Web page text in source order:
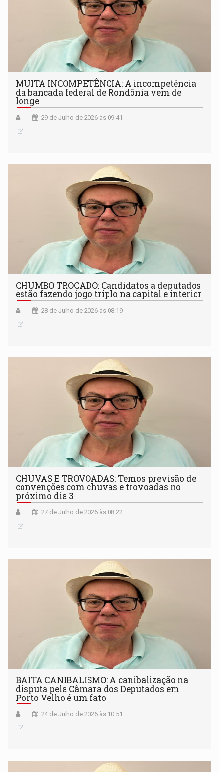
MUITA INCOMPETÊNCIA: A incompetência
da bancada federal de Rondônia vem de
longe
29 de Julho de 2026 às 09:41
CHUMBO TROCADO: Candidatos a deputados
estão fazendo jogo triplo na capital e interior
28 de Julho de 2026 às 08:19
CHUVAS E TROVOADAS: Temos previsão de
convenções com chuvas e trovoadas no
próximo dia 3
27 de Julho de 2026 às 08:22
BAITA CANIBALISMO: A canibalização na
disputa pela Câmara dos Deputados em
Porto Velho é um fato
24 de Julho de 2026 às 10:51